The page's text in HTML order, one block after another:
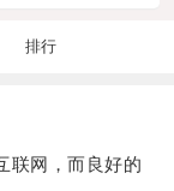
排行
网，而良好的